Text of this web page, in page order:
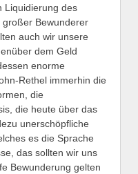
Liquidierung des
großer Bewunderer
auch wir unsere
dem Geld
enorme
Rethel immerhin die
die
die heute über das
unerschöpfliche
es die Sprache
das sollten wir uns
Bewunderung gelten